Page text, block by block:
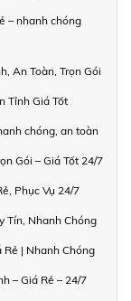
– nhanh chóng
An Toàn, Trọn Gói
Tỉnh Giá Tốt
chóng, an toàn
Gói – Giá Tốt 24/7
Phục Vụ 24/7
Tín, Nhanh Chóng
Rẻ | Nhanh Chóng
– Giá Rẻ – 24/7